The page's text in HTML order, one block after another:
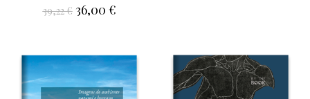
39,22€ 36,00 €